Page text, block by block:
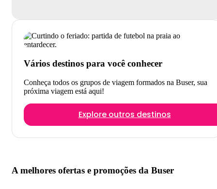
Vários destinos para você conhecer
Conheça todos os grupos de viagem formados na Buser, sua
próxima viagem está aqui!
Explore outros destinos
A melhores ofertas e promoções da Buser